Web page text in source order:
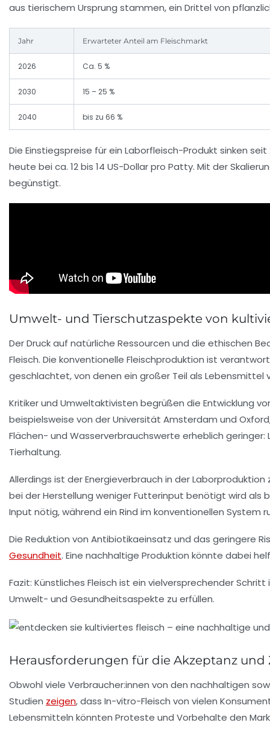
aus tierischem Ursprung stammen, ein Drittel von
Jahr Erwarteter Anteil am Fleischmarkt
2026 Ca. 5 %
2030 15 – 25 %
2040 bis zu 66 %
Die Einstiegspreise für ein Laborfleisch-Produkt sinken
heute bei ca. 12 bis 14 US-Dollar pro Patty. Mit der
begünstigt.
Umwelt- und Tierschutzaspekte von
Der Druck auf natürliche Ressourcen und die ethischen
Fleisch. Die konventionelle Fleischproduktion ist
geschlachtet, von denen ein großer Teil als Lebensmittel
Kritiker und Umweltaktivisten begrüßen die Entwicklung
beispielsweise von der Universität Amsterdam und
Flächen- und Wasserverbrauchswerte erheblich
Tierhaltung.
Allerdings ist der Energieverbrauch in der
bei der Herstellung weniger Futterinput benötigt wird als
Input nötig, während ein Rind im konventionellen System
Die Reduktion von Antibiotikaeinsatz und das geringere
Gesundheit. Eine nachhaltige Produktion könnte dabei
Fazit: Künstliches Fleisch ist ein vielversprechender
Umwelt- und Gesundheitsaspekte zu erfüllen.
Herausforderungen für die Akzeptanz
Obwohl viele Verbraucher:innen von den nachhaltigen
Studien zeigen, dass In-vitro-Fleisch von vielen
Lebensmitteln könnten Proteste und Vorbehalte den